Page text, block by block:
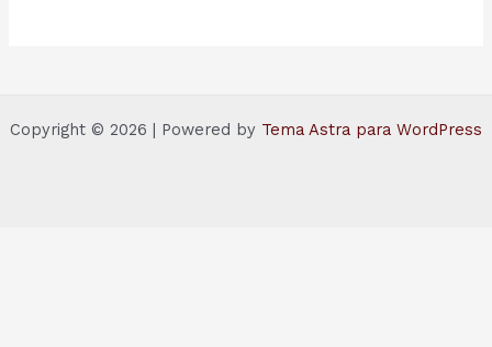
Copyright © 2026 | Powered by Tema Astra para WordPress